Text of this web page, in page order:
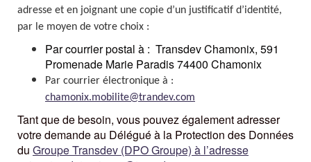
adresse et en joignant une copie d’un justificatif d’identité,
par le moyen de votre choix :
Par courrier postal à : Transdev Chamonix, 591
Promenade Marie Paradis 74400 Chamonix
Par courrier électronique à :
chamonix.mobilite@trandev.com
Tant que de besoin, vous pouvez également adresser
votre demande au Délégué à la Protection des Données
du Groupe Transdev (DPO Groupe) à l’adresse